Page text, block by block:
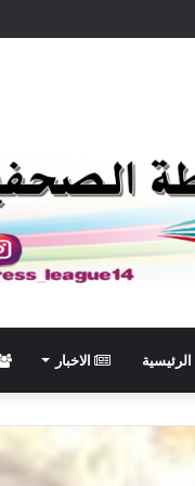
الرئيسية الاخبار